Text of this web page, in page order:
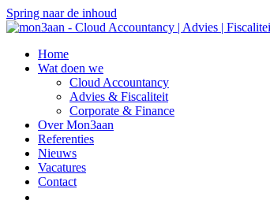
Spring naar de inhoud
Home
Wat doen we
Cloud Accountancy
Advies & Fiscaliteit
Corporate & Finance
Over Mon3aan
Referenties
Nieuws
Vacatures
Contact